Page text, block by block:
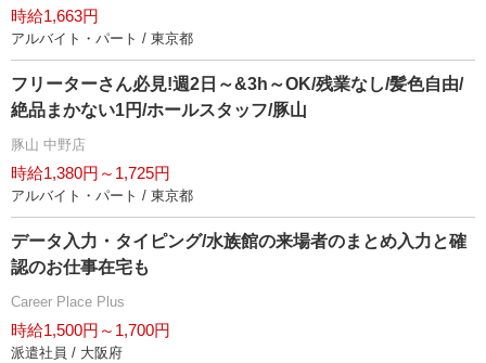
時給1,663円
アルバイト・パート / 東京都
フリーターさん必見!週2日～&3h～OK/残業なし/髪色自由/
絶品まかない1円/ホールスタッフ/豚山
豚山 中野店
時給1,380円～1,725円
アルバイト・パート / 東京都
データ入力・タイピング/水族館の来場者のまとめ入力と確
認のお仕事在宅も
Career Place Plus
時給1,500円～1,700円
派遣社員 / 大阪府